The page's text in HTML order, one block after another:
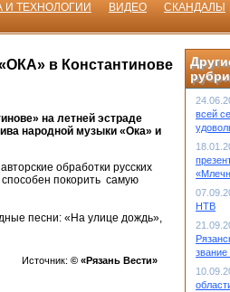
И ТЕХНОЛОГИИ ВИДЕО СКАНДАЛЫ
в Константинове
на летней эстраде
народной музыки «Ока» и
обработки русских
покорить самую
песни: «На улице дождь»,
Источник: © «Рязань Вести»
всей
НТВ
звание